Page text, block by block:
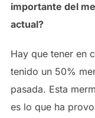
importante del
actual?
Hay que tener en
tenido un 50%
pasada. Esta
es lo que ha